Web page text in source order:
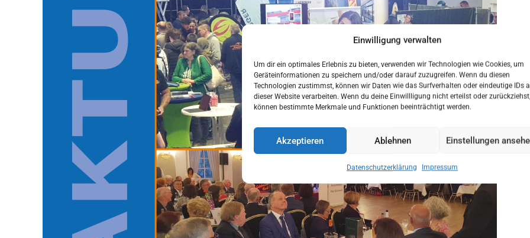
Einwilligung verwalten
Um dir ein optimales Erlebnis zu bieten, verwenden wir Technologien wie Cookies, um
Geräteinformationen zu speichern und/oder darauf zuzugreifen. Wenn du diesen
Technologien zustimmst, können wir Daten wie das Surfverhalten oder eindeutige IDs
dieser Website verarbeiten. Wenn du deine Einwillligung nicht erteilst oder zurückziehst,
können bestimmte Merkmale und Funktionen beeinträchtigt werden.
Akzeptieren Ablehnen Einstellungen
Datenschutzerklärung Impressum